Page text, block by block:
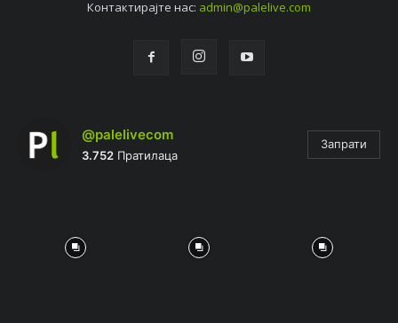
Контактирајтe нас: admin@palelive.com
@palelivecom
3.752 Пратилаца
Запрати